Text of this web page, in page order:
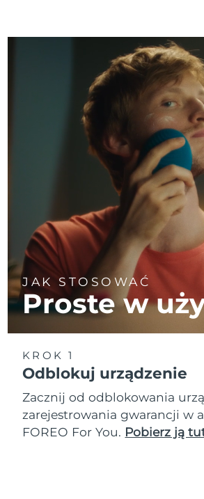
JAK STOSOWAĆ
Proste w
KROK 1
Odblokuj urządzenie
Zacznij od odblokowania
zarejestrowania gwarancji w
FOREO For You. Pobierz ją